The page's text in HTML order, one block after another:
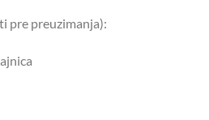
pre preuzimanja):